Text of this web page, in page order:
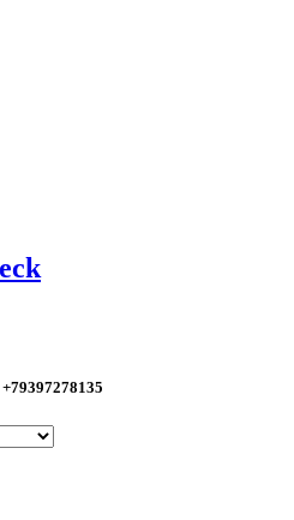
+79397278135